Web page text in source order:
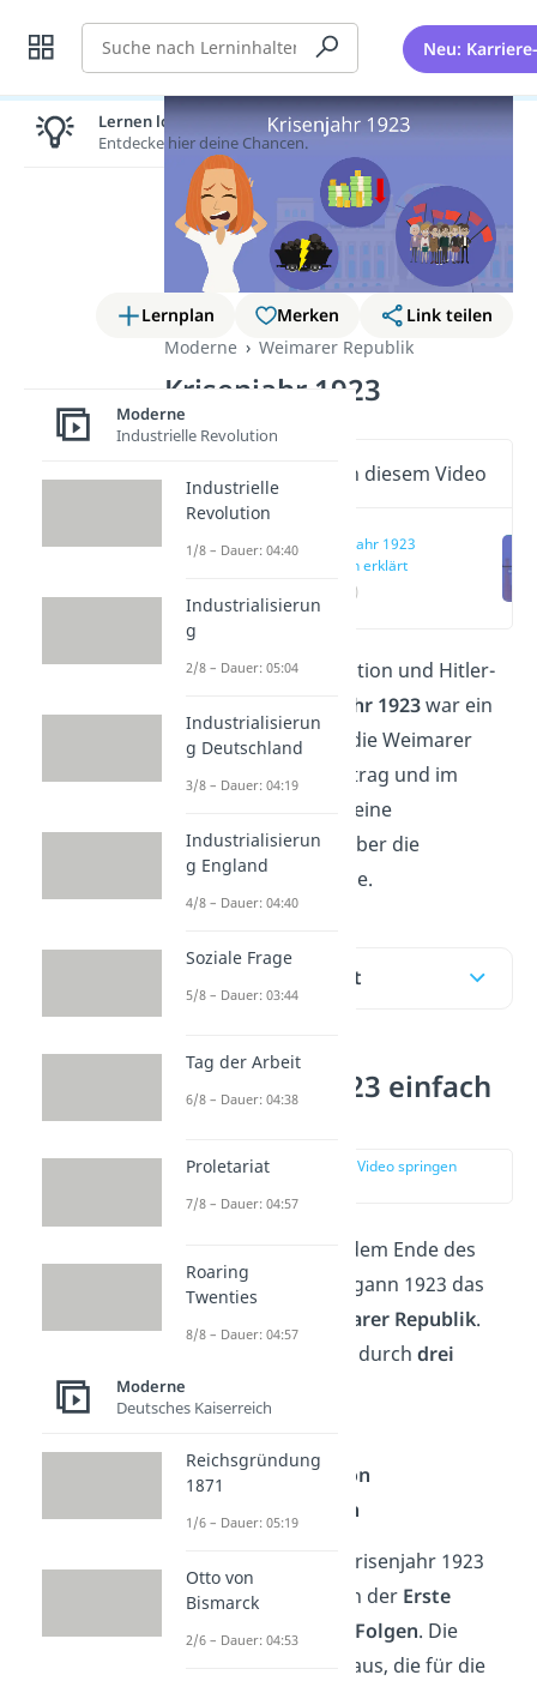
Suche Neu:
Lernplan Merken
Link teilen
Moderne
Weimarer Republik
Krisenjahr 1923
Wichtige Inhalte in diesem Video
Krisenjahr 1923
einfach erklärt
(00:19)
Ruhrkrise, Hyperinflation und Hitler-
Krisenjahr 1923war ein
schwieriges Jahr für die Weimarer
Republik. Hier im Beitrag und im
bekommst du eine
Zusammenfassung über die
wichtigsten Ereignisse.
Inhaltsübersicht
Krisenjahr 1923 einfach
erklärt
zur Stelle im Video springen
Nur fünf Jahre nach dem Ende des
Ersten Weltkriegs begann 1923 das
Weimarer Republik.
Verursacht wurde es durch drei
wichtige Ereignisse
Die Hyperinflation
Der Hitler-Putsch
Die Gründe für das Krisenjahr 1923
waren aber eigentlich der Erste
Weltkrieg und seine Folgen. Die
lösten die Ruhrkrise aus, die für die
Lernen lohnt sich!
Entdecke hier deine Chancen.
Moderne
Industrielle Revolution
Industrielle
Revolution
1/8 – Dauer: 04:40
Industrialisierun
g
2/8 – Dauer: 05:04
Industrialisierun
g Deutschland
3/8 – Dauer: 04:19
Industrialisierun
g England
4/8 – Dauer: 04:40
Soziale Frage
5/8 – Dauer: 03:44
Tag der Arbeit
6/8 – Dauer: 04:38
Proletariat
7/8 – Dauer: 04:57
Roaring
Twenties
8/8 – Dauer: 04:57
Moderne
Deutsches Kaiserreich
Reichsgründung
1871
1/6 – Dauer: 05:19
Otto von
Bismarck
2/6 – Dauer: 04:53